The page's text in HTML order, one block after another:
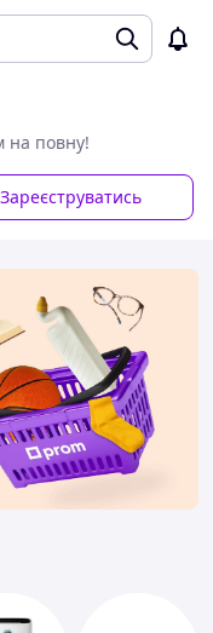
на повну!
Зареєструватись